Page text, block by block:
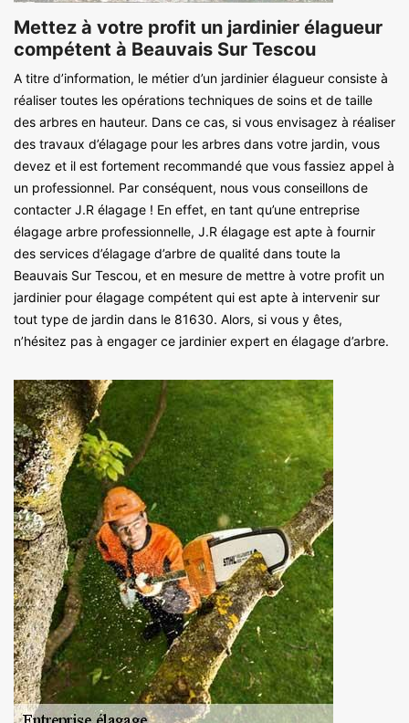
Mettez à votre profit un jardinier élagueur
compétent à Beauvais Sur Tescou
A titre d’information, le métier d’un jardinier élagueur consiste à
réaliser toutes les opérations techniques de soins et de taille
des arbres en hauteur. Dans ce cas, si vous envisagez à réaliser
des travaux d’élagage pour les arbres dans votre jardin, vous
devez et il est fortement recommandé que vous fassiez appel à
un professionnel. Par conséquent, nous vous conseillons de
contacter J.R élagage ! En effet, en tant qu’une entreprise
élagage arbre professionnelle, J.R élagage est apte à fournir
des services d’élagage d’arbre de qualité dans toute la
Beauvais Sur Tescou, et en mesure de mettre à votre profit un
jardinier pour élagage compétent qui est apte à intervenir sur
tout type de jardin dans le 81630. Alors, si vous y êtes,
n’hésitez pas à engager ce jardinier expert en élagage d’arbre.